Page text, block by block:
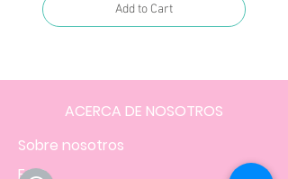
Add to Cart
ACERCA DE NOSOTROS
Sobre nosotros
FAQ